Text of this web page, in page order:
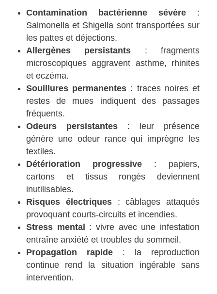
Contamination bactérienne sévère:
Salmonella et Shigella sont transportées sur
les pattes et déjections.
Allergènes persistants : fragments
microscopiques aggravent asthme, rhinites
et eczéma.
Souillures permanentes : traces noires et
restes de mues indiquent des passages
fréquents.
Odeurs persistantes : leur présence
génère une odeur rance qui imprègne les
textiles.
Détérioration progressive : papiers,
cartons et tissus rongés deviennent
inutilisables.
Risques électriques: câblages attaqués
provoquant courts-circuits et incendies.
Stress mental : vivre avec une infestation
entraîne anxiété et troubles du sommeil.
Propagation rapide : la reproduction
continue rend la situation ingérable sans
intervention.